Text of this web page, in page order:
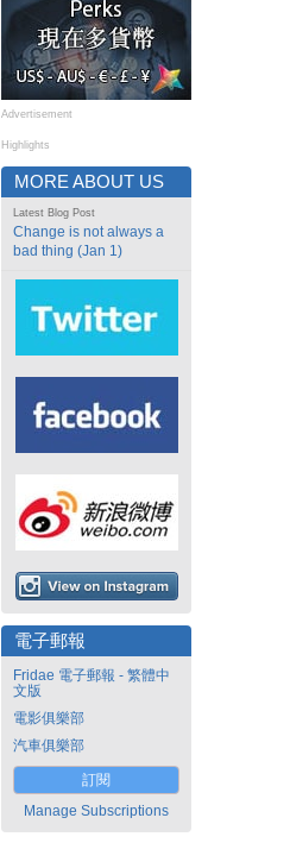
Advertisement
Highlights
MORE ABOUT US
Latest Blog Post
Change is not always a
bad thing (Jan 1)
電子郵報
Fridae 電子郵報 - 繁體中
文版
電影俱樂部
汽車俱樂部
訂閱
Manage Subscriptions